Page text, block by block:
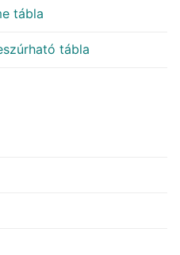
tábla
tábla